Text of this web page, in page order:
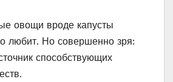
овощи вроде капусты
любит. Но совершенно зря:
способствующих